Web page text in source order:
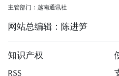
主管部门：越南通讯社
网站总编辑：陈进笋
知识产权
RSS